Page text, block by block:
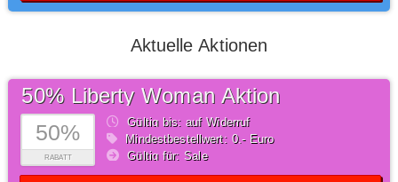
Aktuelle Aktionen
50%
RABATT
50% Liberty Woman Aktion
Gültig bis: auf Widerruf
Mindestbestellwert: 0,- Euro
Gültig für: Sale